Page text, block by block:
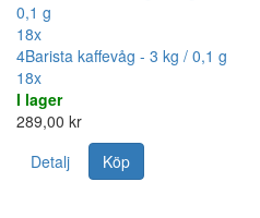
18x
4Barista kaffevåg - 3 kg / 0,1 g
18x
I lager
289,00 kr
Detalj
Köp